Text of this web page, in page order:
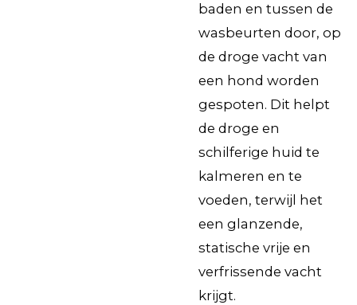
baden en tussen de
wasbeurten door, op
de droge vacht van
een hond worden
gespoten. Dit helpt
de droge en
schilferige huid te
kalmeren en te
voeden, terwijl het
een glanzende,
statische vrije en
verfrissende vacht
krijgt.